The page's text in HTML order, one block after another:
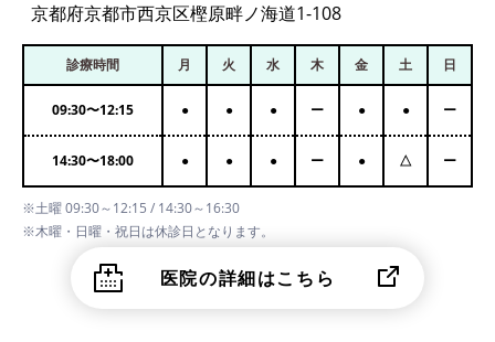
京都府京都市西京区樫原畔ノ海道1-108
診療時間 月 火 水 木 金 土 日
09:30〜12:15 ● ● ● ー ● ● ー
14:30〜18:00 ● ● ● ー ● △ ー
※土曜 09:30～12:15 / 14:30～16:30
※木曜・日曜・祝日は休診日となります。
医院の詳細はこちら